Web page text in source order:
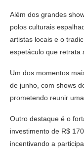
Além dos grandes
polos culturais
artistas locais e o
espetáculo que retrata
Um dos momentos
de junho, com shows
prometendo reunir
Outro destaque é o
investimento de R$
incentivando a